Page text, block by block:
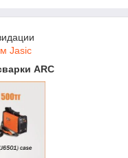
Jasic
ARC